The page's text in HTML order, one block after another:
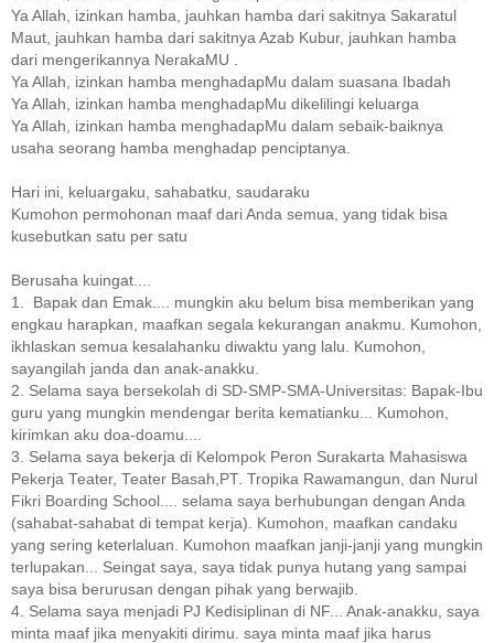
Ya Allah, izinkan hamba, jauhkan hamba dari sakitnya Sakaratul
Maut, jauhkan hamba dari sakitnya Azab Kubur, jauhkan hamba
dari mengerikannya NerakaMU .
Ya Allah, izinkan hamba menghadapMu dalam suasana Ibadah
Ya Allah, izinkan hamba menghadapMu dikelilingi keluarga
Ya Allah, izinkan hamba menghadapMu dalam sebaik-baiknya
usaha seorang hamba menghadap penciptanya.
Hari ini, keluargaku, sahabatku, saudaraku
Kumohon permohonan maaf dari Anda semua, yang tidak bisa
kusebutkan satu per satu
Berusaha kuingat....
1. Bapak dan Emak.... mungkin aku belum bisa memberikan yang
engkau harapkan, maafkan segala kekurangan anakmu. Kumohon,
ikhlaskan semua kesalahanku diwaktu yang lalu. Kumohon,
sayangilah janda dan anak-anakku.
2. Selama saya bersekolah di SD-SMP-SMA-Universitas: Bapak-Ibu
guru yang mungkin mendengar berita kematianku... Kumohon,
kirimkan aku doa-doamu....
3. Selama saya bekerja di Kelompok Peron Surakarta Mahasiswa
Pekerja Teater, Teater Basah,PT. Tropika Rawamangun, dan Nurul
Fikri Boarding School.... selama saya berhubungan dengan Anda
(sahabat-sahabat di tempat kerja). Kumohon, maafkan candaku
yang sering keterlaluan. Kumohon maafkan janji-janji yang mungkin
terlupakan... Seingat saya, saya tidak punya hutang yang sampai
saya bisa berurusan dengan pihak yang berwajib.
4. Selama saya menjadi PJ Kedisiplinan di NF... Anak-anakku, saya
minta maaf jika menyakiti dirimu. saya minta maaf jika harus